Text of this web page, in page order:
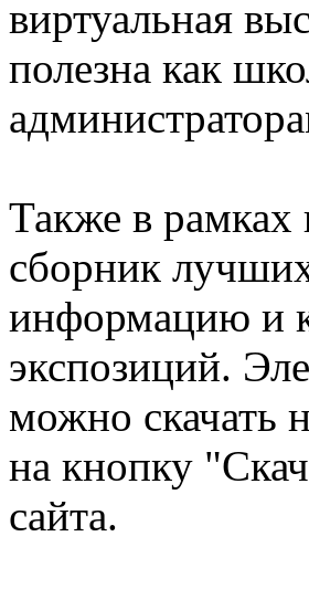
виртуальная
полезна как
Также в рамках
сборник
информацию и
экспозиций.
можно скачать
на кнопку
сайта.